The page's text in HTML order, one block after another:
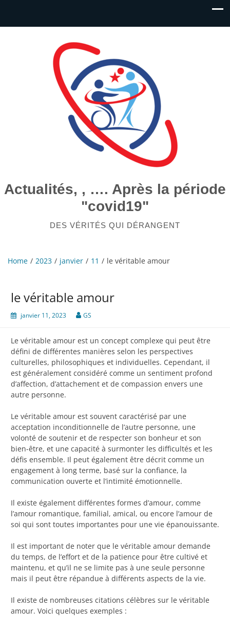
Actualités, , …. Après la période
"covid19"
DES VÉRITÉS QUI DÉRANGENT
Home 2023 janvier 11 le véritable amour
le véritable amour
janvier 11, 2023 GS
Le véritable amour est un concept complexe qui peut être
défini de différentes manières selon les perspectives
culturelles, philosophiques et individuelles. Cependant, il
est généralement considéré comme un sentiment profond
d’affection, d’attachement et de compassion envers une
autre personne.
Le véritable amour est souvent caractérisé par une
acceptation inconditionnelle de l’autre personne, une
volonté de soutenir et de respecter son bonheur et son
bien-être, et une capacité à surmonter les difficultés et les
défis ensemble. Il peut également être décrit comme un
engagement à long terme, basé sur la confiance, la
communication ouverte et l’intimité émotionnelle.
Il existe également différentes formes d’amour, comme
l’amour romantique, familial, amical, ou encore l’amour de
soi qui sont toutes importantes pour une vie épanouissante.
Il est important de noter que le véritable amour demande
du temps, de l’effort et de la patience pour être cultivé et
maintenu, et qu’il ne se limite pas à une seule personne
mais il peut être répandue à différents aspects de la vie.
Il existe de nombreuses citations célèbres sur le véritable
amour. Voici quelques exemples :